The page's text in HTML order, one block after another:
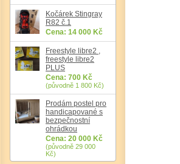
Kočárek Stingray
R82 č.1
Cena: 14 000 Kč
Freestyle libre2 ,
freestyle libre2
PLUS
Cena: 700 Kč
(původně 1 800 Kč)
Prodám postel pro
handicapované s
bezpečnostní
ohrádkou
Cena: 20 000 Kč
(původně 29 000
Kč)